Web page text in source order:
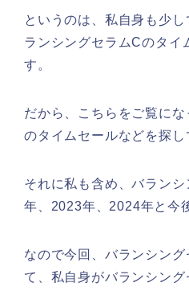
というのは、私自身も少
ランシングセラムCのタイ
す。
だから、こちらをご覧に
のタイムセールなどを探し
それに私も含め、バラン
年、2023年、2024年と今
なので今回、バランシン
て、私自身がバランシン